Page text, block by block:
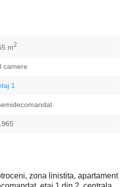
m2
camere
1
zona linistita, apartament